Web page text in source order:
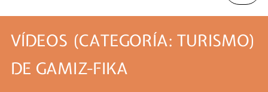
VÍDEOS (CATEGORÍA: TURISMO)
DE GAMIZ-FIKA